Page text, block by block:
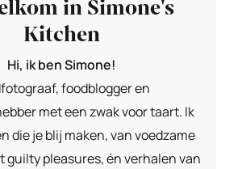
in Simone's
Kitchen
Hi, ik ben Simone!
foodblogger en
met een zwak voor taart. Ik
die je blij maken, van voedzame
guilty pleasures, én verhalen van